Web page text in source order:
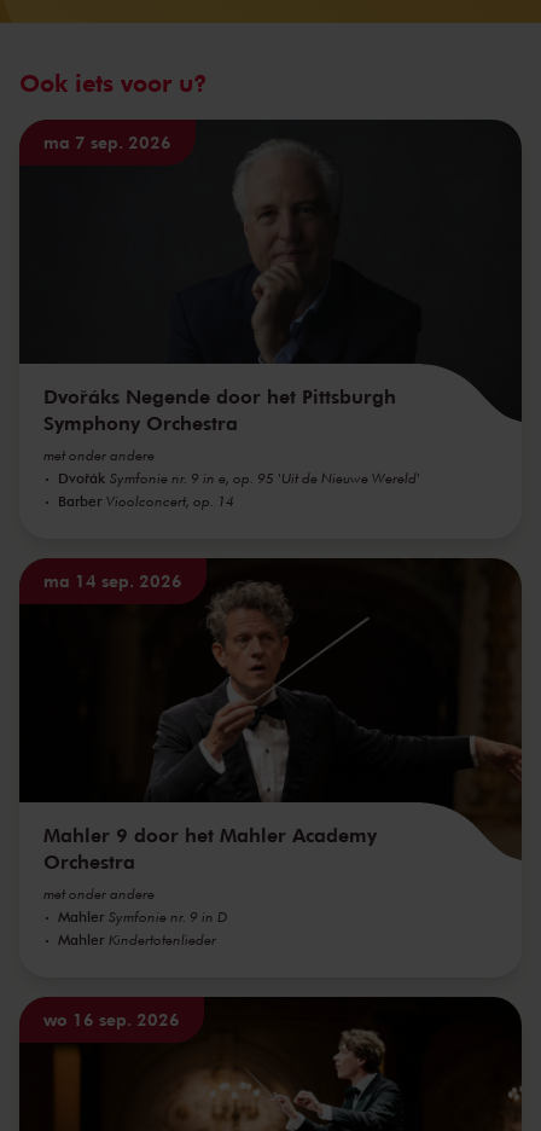
Ook iets voor u?
ma 7 sep. 2026
Dvořáks Negende door het Pittsburgh
Symphony Orchestra
met onder andere
Dvořák Symfonie nr. 9 in e, op. 95 'Uit de Nieuwe Wereld'
Barber Vioolconcert, op. 14
ma 14 sep. 2026
Mahler 9 door het Mahler Academy
Orchestra
met onder andere
Mahler Symfonie nr. 9 in D
Mahler Kindertotenlieder
wo 16 sep. 2026